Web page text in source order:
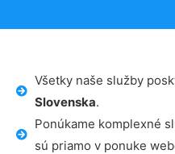
Všetky naše služby
Slovenska.
Ponúkame komplexné
sú priamo v ponuke